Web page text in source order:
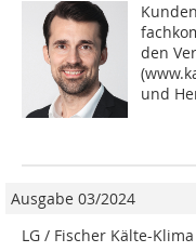
den
und
Ausgabe 03/2024
LG / Fischer Kälte-Klima